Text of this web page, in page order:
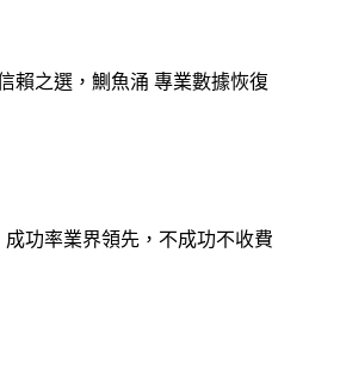
賴之選，鰂魚涌 專業數據恢復
功率業界領先，不成功不收費